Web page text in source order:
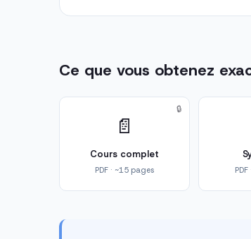
Ce que vous obtenez
📄
Cours complet
PDF · ~15 pages
🔒